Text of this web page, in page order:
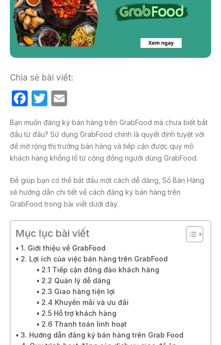
Chia sẻ bài viết:
F
c
e
b
o
o
k
T
itt
er
ail
Bạn muốn đăng ký bán hàng trên GrabFood mà chưa biết bắt
đầu từ đâu? Sử dụng GrabFood chính là quyết định tuyệt vời
để mở rộng thị trường bán hàng và tiếp cận được quy mô
khách hàng khổng lồ từ cộng đồng người dùng GrabFood.
Để giúp bạn có thể bắt đầu một cách dễ dàng, Sổ Bán Hàng
sẽ hướng dẫn chi tiết về cách đăng ký bán hàng trên
GrabFood trong bài viết dưới đây.
Mục lục bài viết
1. Giới thiệu về GrabFood
2. Lợi ích của việc bán hàng trên GrabFood
2.1 Tiếp cận đông đảo khách hàng
2.2 Quản lý dễ dàng
2.3 Giao hàng tiện lợi
2.4 Khuyến mãi và ưu đãi
2.5 Hỗ trợ khách hàng
2.6 Thanh toán linh hoạt
3. Hướng dẫn đăng ký bán hàng trên Grab Food